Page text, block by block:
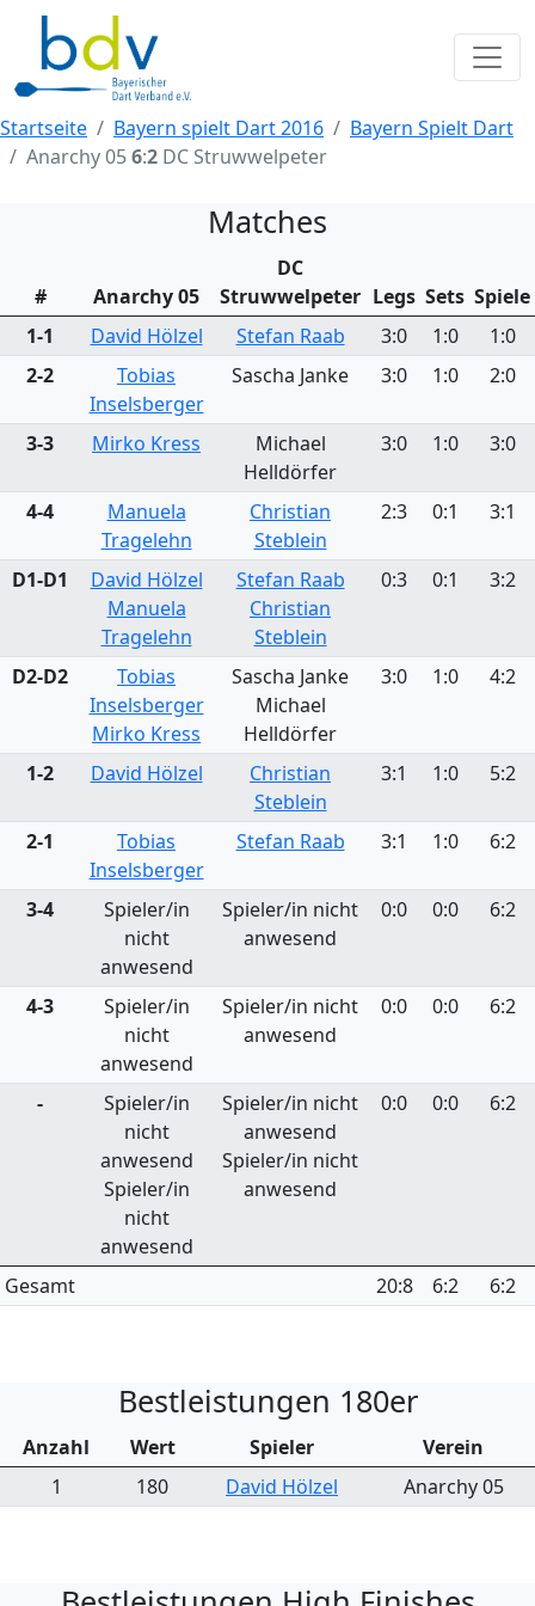
Startseite Bayern spielt Dart 2016
Bayern Spielt Dart
Anarchy 056:2 DC Struwwelpeter
Matches
# Anarchy 05
DC
Struwwelpeter Legs Sets Spiele
1-1
David Hölzel Stefan Raab 3:0 1:0
1:0
2-2
Tobias
Inselsberger
Sascha Janke 3:0 1:0 2:0
3-3 Mirko Kress
Michael
Helldörfer
3:0 1:0 3:0
4-4
Manuela
Tragelehn
Christian
Steblein
2:3 0:1 3:1
D1-D1
David Hölzel
Manuela
Tragelehn
Stefan Raab
Christian
Steblein
0:3 0:1 3:2
D2-D2
Tobias
Inselsberger
Mirko Kress
Sascha Janke
Michael
Helldörfer
3:0 1:0 4:2
1-2 David Hölzel
Christian
Steblein
3:1 1:0 5:2
2-1
Tobias
Inselsberger
Stefan Raab 3:1 1:0 6:2
3-4
Spieler/in
nicht
anwesend
Spieler/in nicht
anwesend
0:0 0:0 6:2
4-3
Spieler/in
nicht
anwesend
Spieler/in nicht
anwesend
0:0 0:0 6:2
-
Spieler/in
nicht
anwesend
Spieler/in
nicht
anwesend
Spieler/in nicht
anwesend
Spieler/in nicht
anwesend
0:0 0:0 6:2
Gesamt 20:8 6:2 6:2
Bestleistungen 180er
Anzahl Wert Spieler
Verein
1
180 David Hölzel Anarchy 05